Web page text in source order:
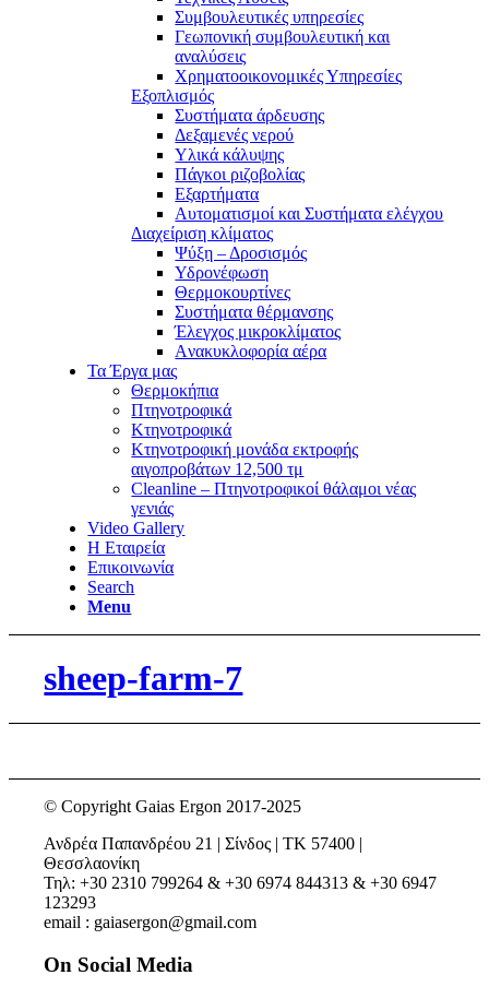
Συμβουλευτικές υπηρεσίες
Γεωπονική συμβουλευτική και
αναλύσεις
Χρηματοοικονομικές Υπηρεσίες
Εξοπλισμός
Συστήματα άρδευσης
Δεξαμενές νερού
Υλικά κάλυψης
Πάγκοι ριζοβολίας
Εξαρτήματα
Αυτοματισμοί και Συστήματα ελέγχου
Διαχείριση κλίματος
Ψύξη – Δροσισμός
Υδρονέφωση
Θερμοκουρτίνες
Συστήματα θέρμανσης
Έλεγχος μικροκλίματος
Aνακυκλοφορία αέρα
Τα Έργα μας
Θερμοκήπια
Πτηνοτροφικά
Κτηνοτροφικά
Κτηνοτροφική μονάδα εκτροφής
αιγοπροβάτων 12,500 τμ
Cleanline – Πτηνοτροφικοί θάλαμοι νέας
γενιάς
Video Gallery
Η Εταιρεία
Επικοινωνία
Search
Menu
sheep-farm-7
© Copyright Gaias Ergon 2017-2025
Ανδρέα Παπανδρέου 21 | Σίνδος | ΤΚ 57400 |
Θεσσλαονίκη
Τηλ: +30 2310 799264 & +30 6974 844313 & +30 6947
123293
email : gaiasergon@gmail.com
On Social Media